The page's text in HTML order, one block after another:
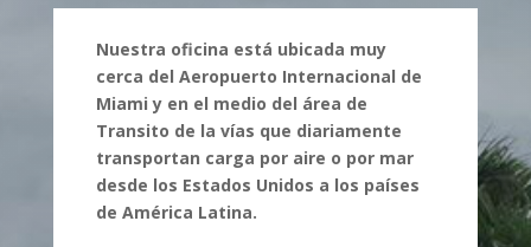
Nuestra oficina está ubicada muy
cerca del Aeropuerto Internacional de
Miami y en el medio del área de
Transito de la vías que diariamente
transportan carga por aire o por mar
desde los Estados Unidos a los países
de América Latina.